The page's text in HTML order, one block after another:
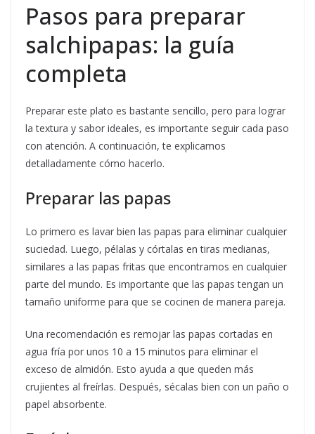
Pasos para preparar
salchipapas: la guía
completa
Preparar este plato es bastante sencillo, pero para lograr
la textura y sabor ideales, es importante seguir cada paso
con atención. A continuación, te explicamos
detalladamente cómo hacerlo.
Preparar las papas
Lo primero es lavar bien las papas para eliminar cualquier
suciedad. Luego, pélalas y córtalas en tiras medianas,
similares a las papas fritas que encontramos en cualquier
parte del mundo. Es importante que las papas tengan un
tamaño uniforme para que se cocinen de manera pareja.
Una recomendación es remojar las papas cortadas en
agua fría por unos 10 a 15 minutos para eliminar el
exceso de almidón. Esto ayuda a que queden más
crujientes al freírlas. Después, sécalas bien con un paño o
papel absorbente.